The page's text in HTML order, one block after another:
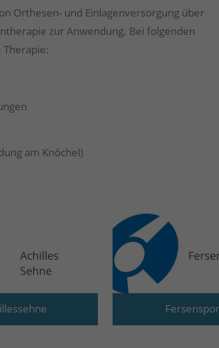
Orthesen- und Einlagenversorgung über
zur Anwendung. Bei folgenden
am Knöchel)